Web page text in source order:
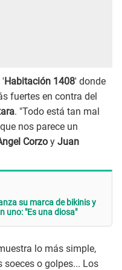
'Habitación 1408' donde
fuertes en contra del
. "Todo está tan mal
nos parece un
Corzo y Juan
su marca de bikinis y
uno: "Es una diosa"
lo más simple,
o golpes... Los